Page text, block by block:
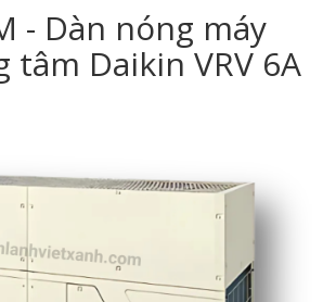
- Dàn nóng máy
Daikin VRV 6A